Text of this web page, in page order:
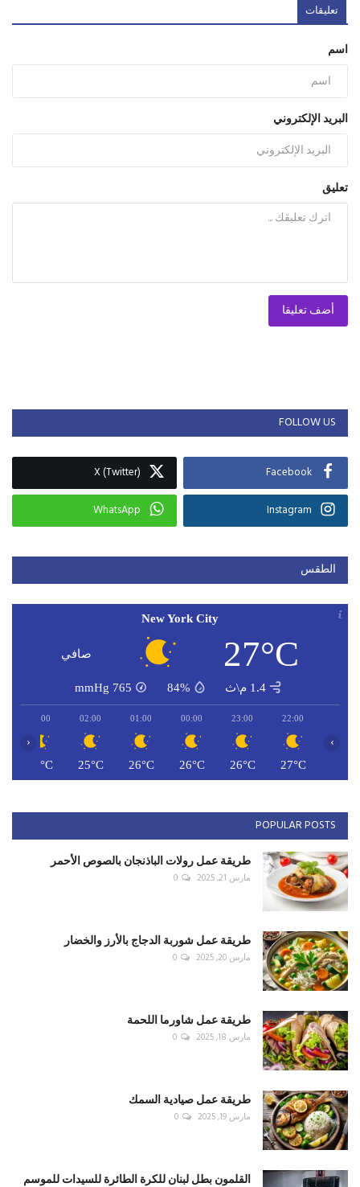
تعليقات
اسم
البريد الإلكتروني
تعليق
أضف تعليقا
FOLLOW US
Facebook
X (Twitter)
Instagram
WhatsApp
الطقس
New York City
27°C صافي
1.4 م\ث 84%
765
mmHg
22:00
27°C
23:00
26°C
00:00
26°C
01:00
26°C
02:00
25°C
03:00
25°C
‹ ›
POPULAR POSTS
طريقة عمل رولات الباذنجان بالصوص الأحمر
مارس 21, 2025 0
طريقة عمل شوربة الدجاج بالأرز والخضار
مارس 20, 2025 0
طريقة عمل شاورما اللحمة
مارس 18, 2025 0
طريقة عمل صيادية السمك
مارس 19, 2025 0
القلمون بطل لبنان للكرة الطائرة للسيدات للموسم